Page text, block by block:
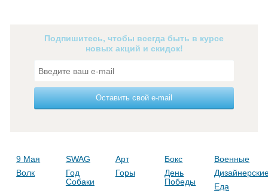
Подпишитесь, чтобы всегда быть в курсе
новых акций и скидок!
Оставить свой e-mail
9 Мая SWAG Арт Бокс
Военные
Волк
Год
Собаки
Горы
День
Победы
Еда